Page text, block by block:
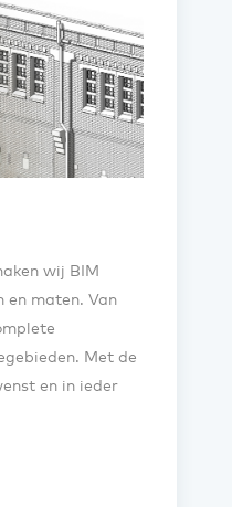
wij BIM
en maten. Van
Met de
en in ieder